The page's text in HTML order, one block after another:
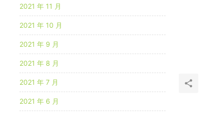
2021 年 11 月
2021 年 10 月
2021 年 9 月
2021 年 8 月
2021 年 7 月
2021 年 6 月